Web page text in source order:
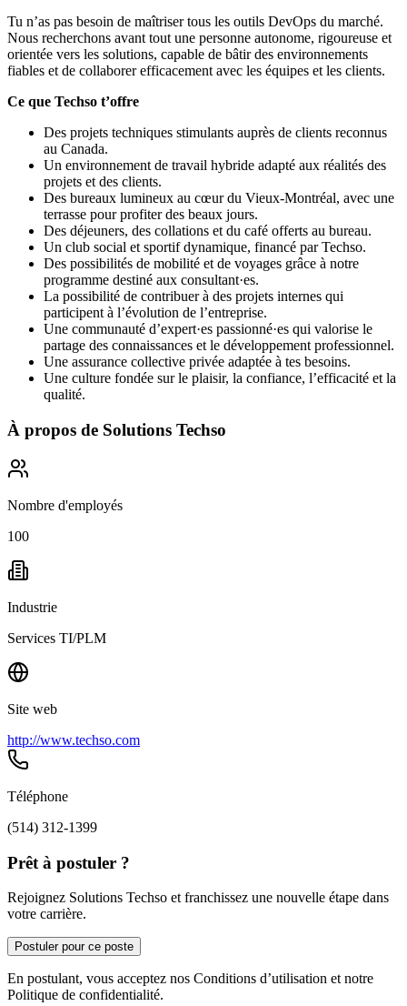
Tu n’as pas besoin de maîtriser tous les outils DevOps du marché.
Nous recherchons avant tout une personne autonome, rigoureuse et
orientée vers les solutions, capable de bâtir des environnements
fiables et de collaborer efficacement avec les équipes et les clients.
Ce que Techso t’offre
Des projets techniques stimulants auprès de clients reconnus
au Canada.
Un environnement de travail hybride adapté aux réalités des
projets et des clients.
Des bureaux lumineux au cœur du Vieux-Montréal, avec une
terrasse pour profiter des beaux jours.
Des déjeuners, des collations et du café offerts au bureau.
Un club social et sportif dynamique, financé par Techso.
Des possibilités de mobilité et de voyages grâce à notre
programme destiné aux consultant·es.
La possibilité de contribuer à des projets internes qui
participent à l’évolution de l’entreprise.
Une communauté d’expert·es passionné·es qui valorise le
partage des connaissances et le développement professionnel.
Une assurance collective privée adaptée à tes besoins.
Une culture fondée sur le plaisir, la confiance, l’efficacité et la
qualité.
À propos de Solutions Techso
Nombre d'employés
100
Industrie
Services TI/PLM
Site web
http://www.techso.com
Téléphone
(514) 312-1399
Prêt à postuler ?
Rejoignez Solutions Techso et franchissez une nouvelle étape dans
votre carrière.
Postuler pour ce poste
En postulant, vous acceptez nos Conditions d’utilisation et notre
Politique de confidentialité.